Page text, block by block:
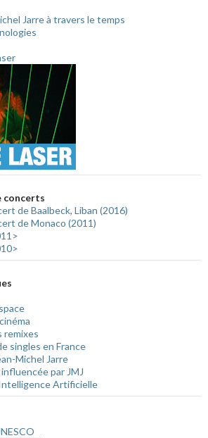
Jarre à travers le temps
concerts
de Baalbeck, Liban (2016)
de Monaco (2011)
remixes
singles en France
Michel Jarre
par JMJ
Artificielle